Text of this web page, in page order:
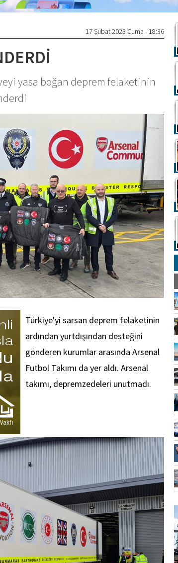
17 Şubat 2023 Cuma - 18:36
yasa boğan deprem felaketinin
Türkiye'yi sarsan deprem felaketinin
ardından yurtdışından desteğini
gönderen kurumlar arasında Arsenal
Futbol Takımı da yer aldı. Arsenal
takımı, depremzedeleri unutmadı.